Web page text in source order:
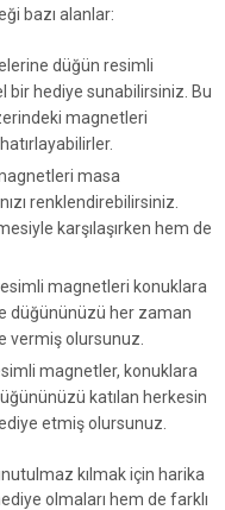
bazı alanlar:
düğün resimli
hediye sunabilirsiniz. Bu
magnetleri
masa
renklendirebilirsiniz.
karşılaşırken hem de
magnetleri konuklara
düğününüzü her zaman
vermiş olursunuz.
magnetler, konuklara
katılan herkesin
etmiş olursunuz.
kılmak için harika
olmaları hem de farklı